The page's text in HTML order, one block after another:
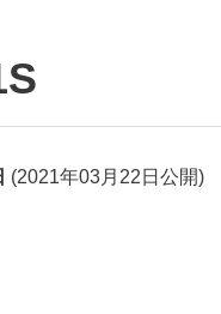
(2021年03月22日 公開)